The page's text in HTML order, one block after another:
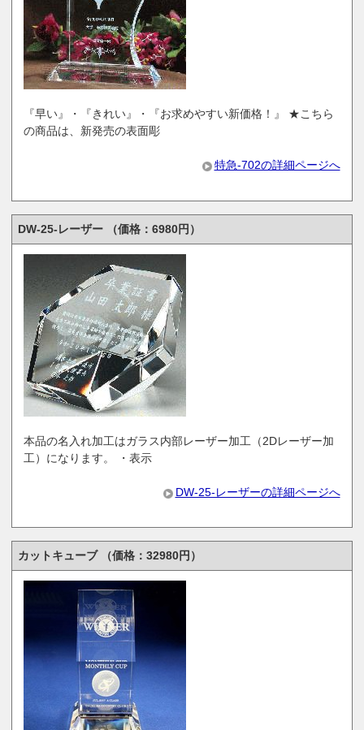
『早い』・『きれい』・『お求めやすい新価格！』 ★こちら
の商品は、新発売の表面彫
特急-702の詳細ページへ
DW-25-レーザー （価格：6980円）
本品の名入れ加工はガラス内部レーザー加工（2Dレーザー加
工）になります。 ・表示
DW-25-レーザーの詳細ページへ
カットキューブ （価格：32980円）